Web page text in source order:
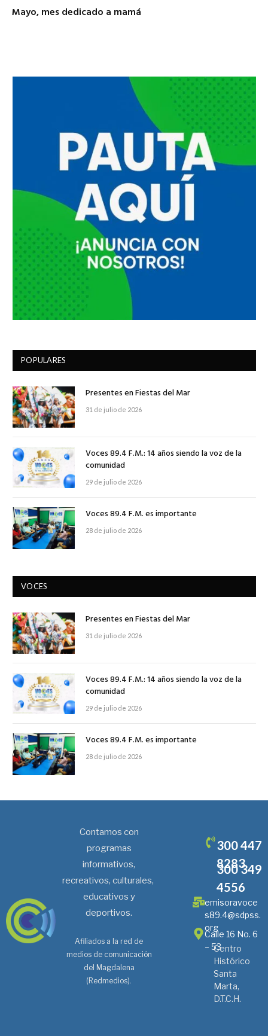
Mayo, mes dedicado a mamá
POPULARES
Presentes en Fiestas del Mar
31 de julio de 2026
Voces 89.4 F.M.: 14 años siendo la voz de la
comunidad
29 de julio de 2026
Voces 89.4 F.M. es importante
28 de julio de 2026
VOCES
Presentes en Fiestas del Mar
31 de julio de 2026
Voces 89.4 F.M.: 14 años siendo la voz de la
comunidad
29 de julio de 2026
Voces 89.4 F.M. es importante
28 de julio de 2026
Contamos con
programas
informativos,
recreativos, culturales,
educativos y
deportivos.
Afiliados a la red de
medios de comunicación
del Magdalena
(Redmedios).
300 447
8283
300 349
4556
emisoravoce
s89.4@sdpss.
org
Calle 16 No. 6
– 53Centro
Histórico
Santa
Marta,
D.T.C.H.